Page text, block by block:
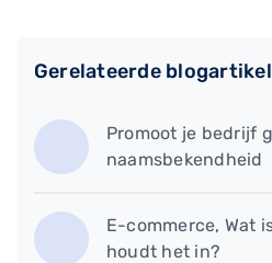
Gerelateerde
Promoot je bedrijf
naamsbekendheid
E-commerce, Wat
houdt het in?